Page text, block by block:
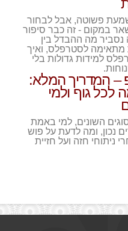
פשוטה, אבל לבחור
במקום - זה כבר סיפור
מה ההבדל בין
מתאימה לסטרפלס, ואיך
למידות גדולות בלי
– המדריך המלא:
לכל גוף ולמי
השונים, למי באמת
נכון, ומה לדעת על פוש
ניתוחי חזה ועל חזיית